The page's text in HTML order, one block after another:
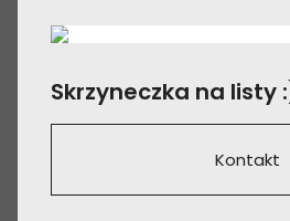
Skrzyneczka na listy
Kontakt